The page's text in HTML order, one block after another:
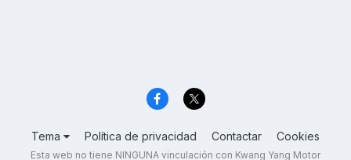
Tema Política de privacidad Contactar Cookies
Esta web no tiene NINGUNA vinculación con Kwang Yang Motor